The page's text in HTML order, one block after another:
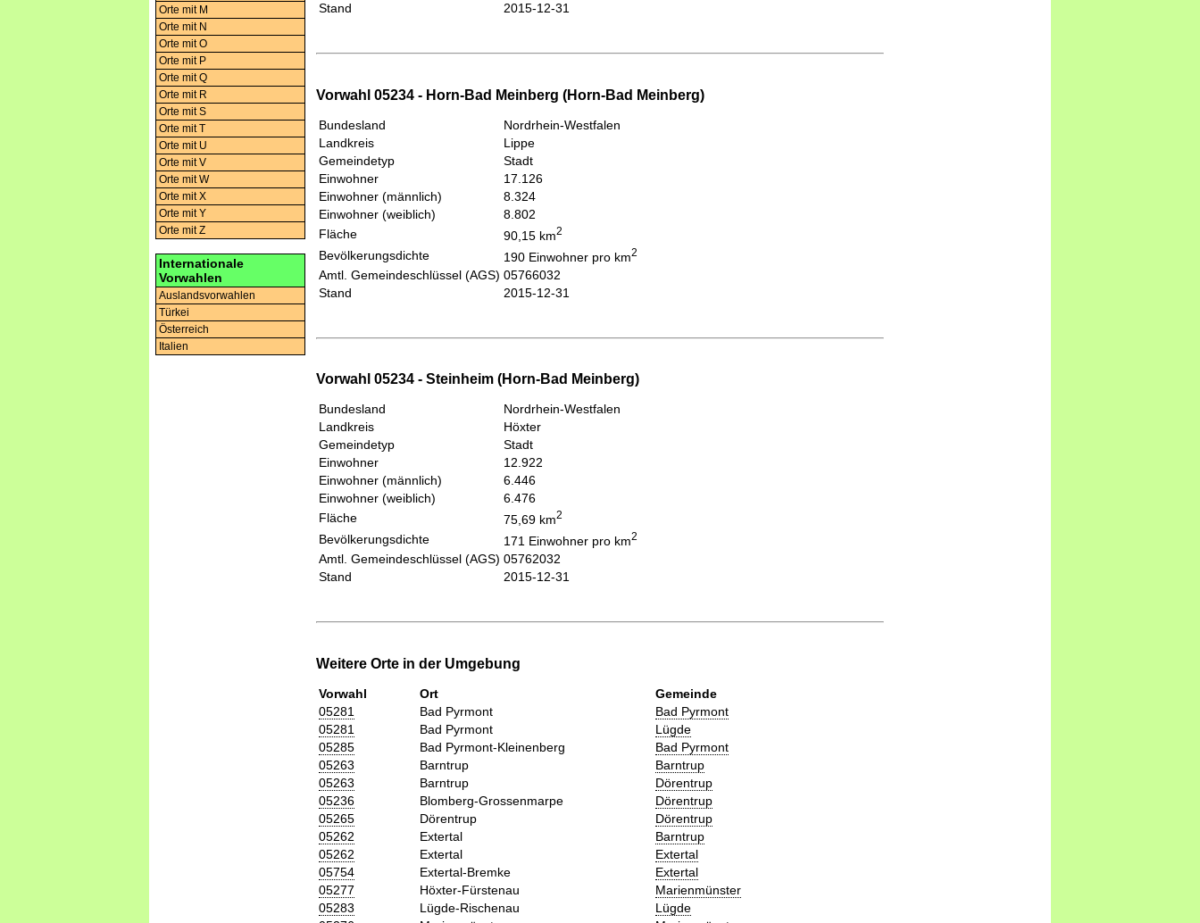
Orte mit M
Orte mit N
Orte mit O
Orte mit P
Orte mit Q
Orte mit R
Orte mit S
Orte mit T
Orte mit U
Orte mit V
Orte mit W
Orte mit X
Orte mit Y
Orte mit Z
Internationale
Vorwahlen
Auslandsvorwahlen
Türkei
Österreich
Italien
Stand
2015-12-31
Vorwahl 05234 - Horn-Bad Meinberg (Horn-Bad Meinberg)
Bundesland
Nordrhein-Westfalen
Landkreis
Lippe
Gemeindetyp
Stadt
Einwohner
17.126
Einwohner (männlich)
8.324
Einwohner (weiblich)
8.802
Fläche
90,15 km2
Bevölkerungsdichte 190 Einwohner pro km2
Amtl. Gemeindeschlüssel (AGS) 05766032
Stand
2015-12-31
Vorwahl 05234 - Steinheim (Horn-Bad Meinberg)
Bundesland
Nordrhein-Westfalen
Landkreis
Höxter
Gemeindetyp
Stadt
Einwohner
12.922
Einwohner (männlich)
6.446
Einwohner (weiblich)
6.476
Fläche
75,69 km2
Bevölkerungsdichte 171 Einwohner pro km2
Amtl. Gemeindeschlüssel (AGS) 05762032
Stand
2015-12-31
Weitere Orte in der Umgebung
Vorwahl Ort
Gemeinde
05281
Bad Pyrmont
Bad Pyrmont
05281
Bad Pyrmont
Lügde
05285
Bad Pyrmont-Kleinenberg
Bad Pyrmont
05263
Barntrup
Barntrup
05263
Barntrup
Dörentrup
05236
Blomberg-Grossenmarpe
Dörentrup
05265
Dörentrup
Dörentrup
05262
Extertal
Barntrup
05262
Extertal
Extertal
05754
Extertal-Bremke
Extertal
05277
Höxter-Fürstenau
Marienmünster
05283
Lügde-Rischenau
Lügde